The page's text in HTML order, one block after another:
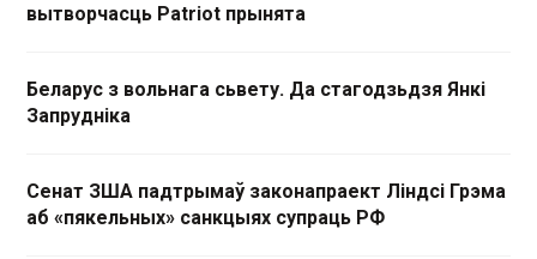
вытворчасць Patriot прынята
Беларус з вольнага сьвету. Да стагодзьдзя Янкі
Запрудніка
Сенат ЗША падтрымаў законапраект Ліндсі Грэма
аб «пякельных» санкцыях супраць РФ